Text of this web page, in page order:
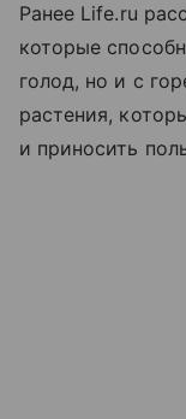
Ранее Life.ru
которые
голод, но и с
растения,
и приносить